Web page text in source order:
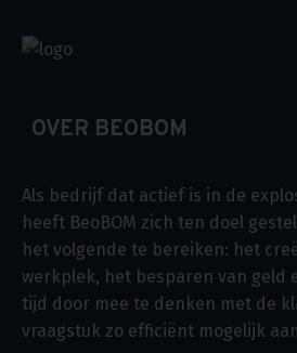
OVER BEOBOM
Als bedrijf dat actief is in de
heeft BeoBOM zich ten doel
het volgende te bereiken: het
werkplek, het besparen van geld
tijd door mee te denken met de
vraagstuk zo efficiënt mogelijk